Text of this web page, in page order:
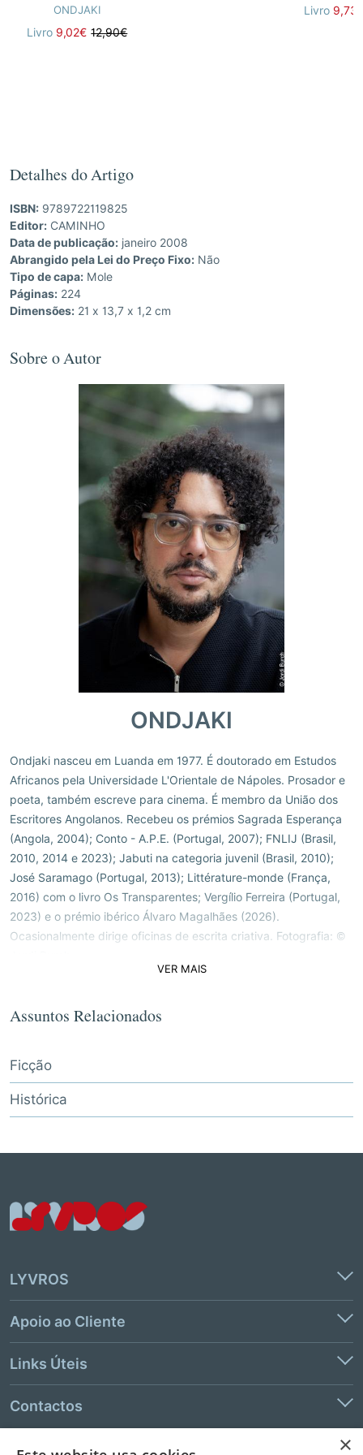
ONDJAKI
Livro 9,02€ 12,90€
Livro
Detalhes do Artigo
ISBN: 9789722119825
Editor: CAMINHO
Data de publicação: janeiro 2008
Abrangido pela Lei do Preço Fixo: Não
Tipo de capa: Mole
Páginas: 224
Dimensões: 21 x 13,7 x 1,2 cm
Sobre o Autor
ONDJAKI
Ondjaki nasceu em Luanda em 1977. É doutorado em Estudos
Africanos pela Universidade L'Orientale de Nápoles. Prosador e
poeta, também escreve para cinema. É membro da União dos
Escritores Angolanos. Recebeu os prémios Sagrada Esperança
(Angola, 2004); Conto - A.P.E. (Portugal, 2007); FNLIJ (Brasil,
2010, 2014 e 2023); Jabuti na categoria juvenil (Brasil, 2010);
José Saramago (Portugal, 2013); Littérature-monde (França,
2016) com o livro Os Transparentes; Vergílio Ferreira (Portugal,
2023) e o prémio ibérico Álvaro Magalhães (2026).
Ocasionalmente dirige oficinas de escrita criativa. Fotografia: ©
VER MAIS
Assuntos Relacionados
Ficção
Histórica
LYVROS
Apoio ao Cliente
Links Úteis
Contactos
×